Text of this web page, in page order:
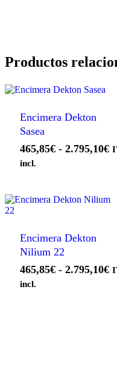
Productos
Encimera Dekton
Sasea
465,85€ - 2.795,10€
incl.
Encimera Dekton
Nilium 22
465,85€ - 2.795,10€
incl.